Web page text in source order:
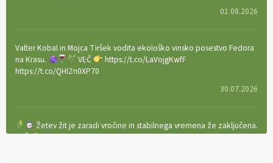
01.08.2026
Valter Kobal in Mojca Tiršek vodita ekološko vinsko posestvo Fedora
na Krasu.
VEČ
https://t.co/LaVojgKwfF
https://t.co/QHIZn0XP70
30.07.2026
Žetev žit je zaradi vročine in stabilnega vremena že zaključena.
VEČ
https://t.co/bBWaIz6Hhh https://t.co/TtKoOF5ENS